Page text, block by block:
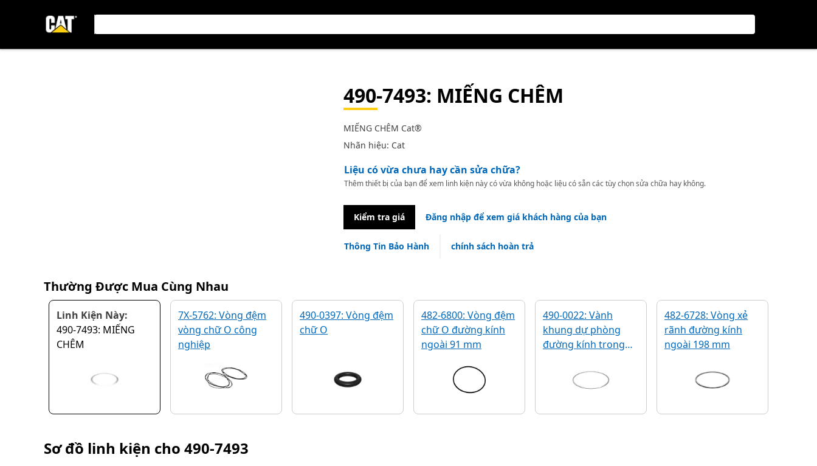
490-7493: MIẾNG CHÊM
MIẾNG CHÊM Cat®
Nhãn hiệu: Cat
Liệu có vừa chưa hay cần sửa chữa?
Thêm thiết bị của bạn để xem linh kiện này có vừa không hoặc liệu có sẵn các tùy chọn sửa chữa hay không.
Kiểm tra giá Đăng nhập để xem giá khách hàng của bạn
Thông Tin Bảo Hành chính sách hoàn trả
Thường Được Mua Cùng Nhau
Linh Kiện Này:
490-7493: MIẾNG
CHÊM
7X-5762: Vòng đệm
vòng chữ O công
nghiệp
490-0397: Vòng đệm
chữ O
482-6800: Vòng đệm
chữ O đường kính
ngoài 91 mm
490-0022: Vành
khung dự phòng
đường kính trong
482-6728: Vòng xẻ
rãnh đường kính
ngoài 198 mm
Sơ đồ linh kiện cho 490-7493